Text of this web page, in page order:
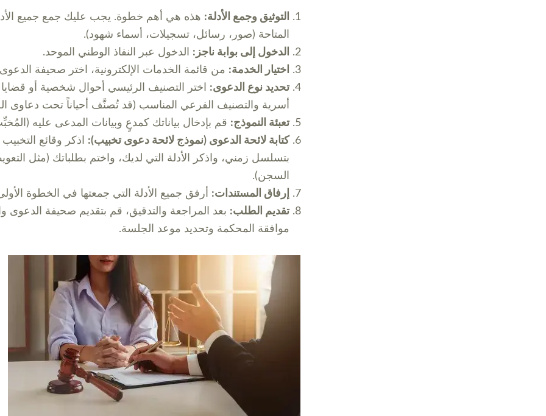
التوثيق وجمع الأدلة: هذه هي أهم خطوة. يجب عليك جمع جميع
المتاحة (صور، رسائل، تسجيلات، أسماء شهود).
الدخول إلى بوابة ناجز: الدخول عبر النفاذ الوطني الموحد.
اختيار الخدمة: من قائمة الخدمات الإلكترونية، اختر صحيفة
تحديد نوع الدعوى: اختر التصنيف الرئيسي أحوال شخصية أو قضايا
أسرية والتصنيف الفرعي المناسب (قد تُصنَّف أحياناً تحت دعاوى
تعبئة النموذج: قم بإدخال بياناتك كمدعٍ وبيانات المدعى عليه
كتابة لائحة الدعوى (نموذج لائحة دعوى تخبيب): اذكر وقائع التخبيب
بتسلسل زمني، واذكر الأدلة التي لديك، واختم بطلباتك (مثل
السجن).
إرفاق المستندات: أرفق جميع الأدلة التي جمعتها في الخطوة
تقديم الطلب: بعد المراجعة والتدقيق، قم بتقديم صحيفة الدعوى
موافقة المحكمة وتحديد موعد الجلسة.